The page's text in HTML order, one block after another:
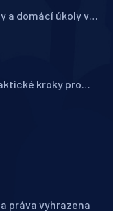
a domácí úkoly v
kroky pro
práva vyhrazena